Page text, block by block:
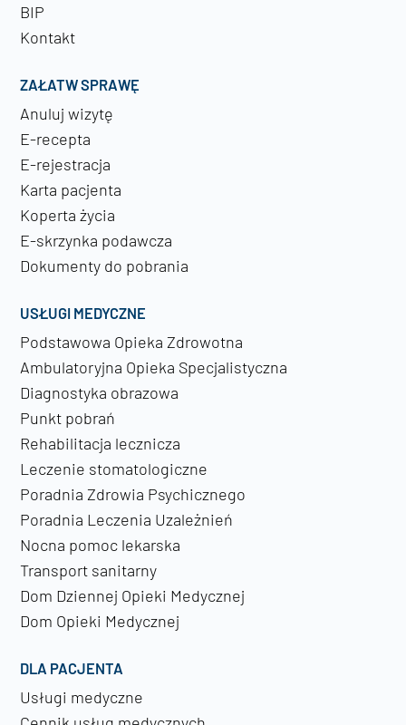
BIP
Kontakt
ZAŁATW SPRAWĘ
Anuluj wizytę
E-recepta
E-rejestracja
Karta pacjenta
Koperta życia
E-skrzynka podawcza
Dokumenty do pobrania
USŁUGI MEDYCZNE
Podstawowa Opieka Zdrowotna
Ambulatoryjna Opieka Specjalistyczna
Diagnostyka obrazowa
Punkt pobrań
Rehabilitacja lecznicza
Leczenie stomatologiczne
Poradnia Zdrowia Psychicznego
Poradnia Leczenia Uzależnień
Nocna pomoc lekarska
Transport sanitarny
Dom Dziennej Opieki Medycznej
Dom Opieki Medycznej
DLA PACJENTA
Usługi medyczne